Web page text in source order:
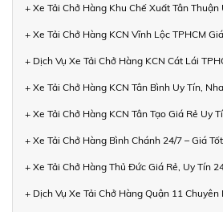
+ Xe Tải Chở Hàng Khu Chế Xuất Tân Thuận
+ Xe Tải Chở Hàng KCN Vĩnh Lộc TPHCM
+ Dịch Vụ Xe Tải Chở Hàng KCN Cát Lái
+ Xe Tải Chở Hàng KCN Tân Bình Uy Tín,
+ Xe Tải Chở Hàng KCN Tân Tạo Giá Rẻ Uy
+ Xe Tải Chở Hàng Bình Chánh 24/7 – Giá
+ Xe Tải Chở Hàng Thủ Đức Giá Rẻ, Uy Tín
+ Dịch Vụ Xe Tải Chở Hàng Quận 11 Chuyên